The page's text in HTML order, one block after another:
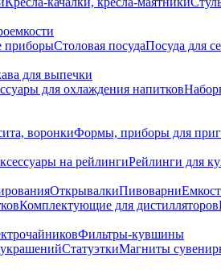
приборыСтоловая посудаПосуда для
для выпечки
для охлаждения напитков
воронкиФормы, приборы для
на рейлингиРейлинги для
ОткрывалкиПивоварни
Комплектующие для дистилляторов
Фильтры-кувшины
СтатуэткиМагниты